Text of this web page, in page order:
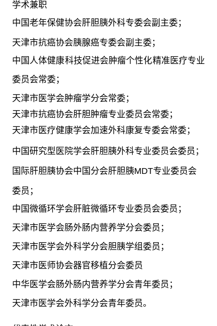
学术兼职
中国老年保健协会肝胆胰外科专委会副主委；
天津市抗癌协会胰腺癌专委会副主委；
中国人体健康科技促进会肿瘤个性化精准医疗专业
委员会常委；
天津市医学会肿瘤学分会常委；
天津市抗癌协会肝胆肿瘤专业委员会常委；
天津市医疗健康学会加速外科康复专委会常委；
中国研究型医院学会肝胆胰外科专业委员会委员；
国际肝胆胰协会中国分会肝胆胰MDT专业委员会
委员；
中国微循环学会肝脏微循环专业委员会委员；
天津市医学会肠外肠内营养学分会委员；
天津市医学会外科学分会胆胰学组委员；
天津市医师协会器官移植分会委员
中华医学会肠外肠内营养学分会青年委员；
天津市医学会外科学分会青年委员。